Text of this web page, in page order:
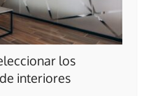
los
interiores